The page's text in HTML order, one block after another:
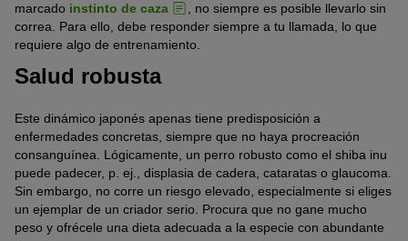
marcado instinto de caza
, no siempre es posible llevarlo sin
correa. Para ello, debe responder siempre a tu llamada, lo que
requiere algo de entrenamiento.
Salud robusta
Este dinámico japonés apenas tiene predisposición a
enfermedades concretas, siempre que no haya procreación
consanguínea. Lógicamente, un perro robusto como el shiba inu
puede padecer, p. ej., displasia de cadera, cataratas o glaucoma.
Sin embargo, no corre un riesgo elevado, especialmente si eliges
un ejemplar de un criador serio. Procura que no gane mucho
peso y ofrécele una dieta adecuada a la especie con abundante